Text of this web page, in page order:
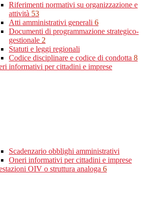
Riferimenti normativi su organizzazione e
attività 53
Atti amministrativi generali 6
Documenti di programmazione strategico-
gestionale 2
Statuti e leggi regionali
Codice disciplinare e codice di condotta 8
informativi per cittadini e imprese
Scadenzario obblighi amministrativi
Oneri informativi per cittadini e imprese
OIV o struttura analoga 6